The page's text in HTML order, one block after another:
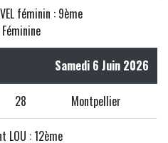
féminin : 9ème
Samedi 6 Juin 2026
28 Montpellier
LOU : 12ème